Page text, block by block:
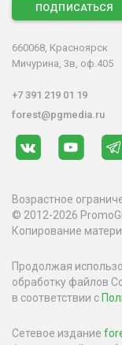
ПОДПИСАТЬСЯ
660068, Красноярск
Мичурина, 3в, оф.405
+7 391 219 01 19
forest@pgmedia.ru
Возрастное
© 2012-2026
Копирование
Продолжая
обработку файлов
в соответствии с
Сетевое издание